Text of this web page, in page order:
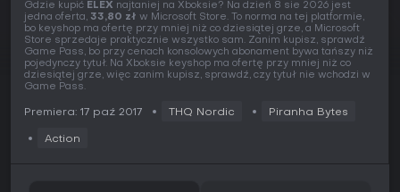
Gdzie kupić ELEX najtaniej na Xboksie? Na dzień 8 sie 2026 jest
jedna oferta, 33,80 zł w Microsoft Store. To norma na tej platformie,
bo keyshop ma ofertę przy mniej niż co dziesiątej grze, a Microsoft
Store sprzedaje praktycznie wszystko sam. Zanim kupisz, sprawdź
Game Pass, bo przy cenach konsolowych abonament bywa tańszy niż
pojedynczy tytuł. Na Xboksie keyshop ma ofertę przy mniej niż co
dziesiątej grze, więc zanim kupisz, sprawdź, czy tytuł nie wchodzi w
Game Pass.
Premiera: 17 paź 2017 THQ Nordic Piranha Bytes
Action